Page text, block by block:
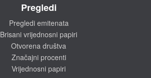
Pregledi
Pregledi emitenata
Brisani vrijednosni papiri
Otvorena društva
Značajni procenti
Vrijednosni papiri